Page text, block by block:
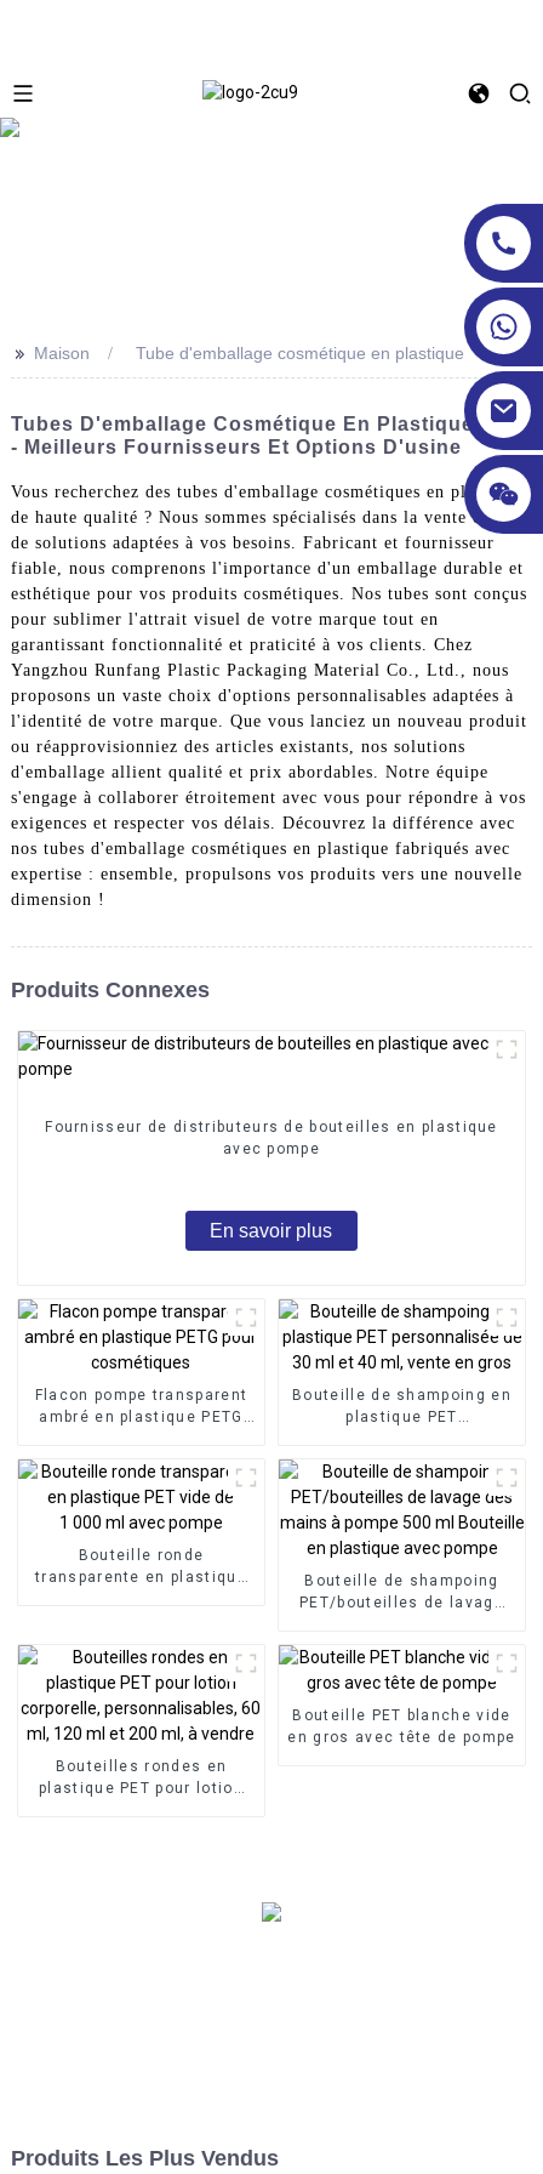
>> Maison Tube d'emballage cosmétique en plastique
Tubes D'emballage Cosmétique En Plastique ODM
- Meilleurs Fournisseurs Et Options D'usine
Vous recherchez des tubes d'emballage cosmétiques en plastique
de haute qualité ? Nous sommes spécialisés dans la vente en gros
de solutions adaptées à vos besoins. Fabricant et fournisseur
fiable, nous comprenons l'importance d'un emballage durable et
esthétique pour vos produits cosmétiques. Nos tubes sont conçus
pour sublimer l'attrait visuel de votre marque tout en
garantissant fonctionnalité et praticité à vos clients. Chez
Yangzhou Runfang Plastic Packaging Material Co., Ltd., nous
proposons un vaste choix d'options personnalisables adaptées à
l'identité de votre marque. Que vous lanciez un nouveau produit
ou réapprovisionniez des articles existants, nos solutions
d'emballage allient qualité et prix abordables. Notre équipe
s'engage à collaborer étroitement avec vous pour répondre à vos
exigences et respecter vos délais. Découvrez la différence avec
nos tubes d'emballage cosmétiques en plastique fabriqués avec
expertise : ensemble, propulsons vos produits vers une nouvelle
dimension !
Produits Connexes
Fournisseur de distributeurs de bouteilles en plastique
avec pompe
En savoir plus
Flacon pompe transparent
ambré en plastique PETG
Bouteille de shampoing en
plastique PET
40 ml, vente en gros
Bouteille ronde
transparente en plastique
Bouteille de shampoing
PET/bouteilles de lavage
Bouteille en plastique avec
pompe
Bouteilles rondes en
plastique PET pour lotion
Bouteille PET blanche vide
en gros avec tête de pompe
Produits Les Plus Vendus